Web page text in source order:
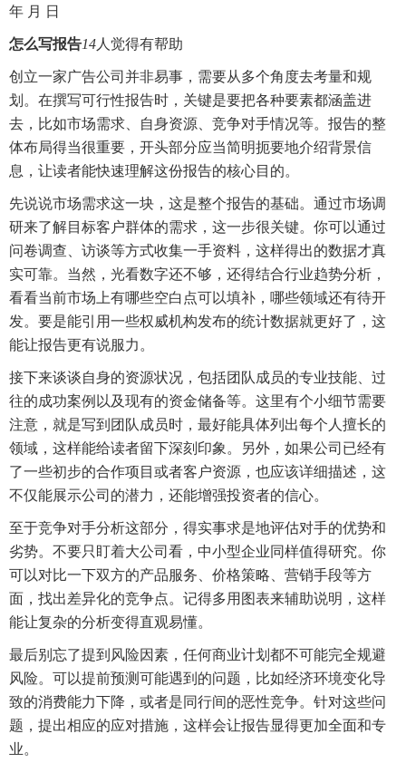
年 月 日
怎么写报告14 人觉得有帮助
创立一家广告公司并非易事，需要从多个角度去考量和规
划。在撰写可行性报告时，关键是要把各种要素都涵盖进
去，比如市场需求、自身资源、竞争对手情况等。报告的整
体布局得当很重要，开头部分应当简明扼要地介绍背景信
息，让读者能快速理解这份报告的核心目的。
先说说市场需求这一块，这是整个报告的基础。通过市场调
研来了解目标客户群体的需求，这一步很关键。你可以通过
问卷调查、访谈等方式收集一手资料，这样得出的数据才真
实可靠。当然，光看数字还不够，还得结合行业趋势分析，
看看当前市场上有哪些空白点可以填补，哪些领域还有待开
发。要是能引用一些权威机构发布的统计数据就更好了，这
能让报告更有说服力。
接下来谈谈自身的资源状况，包括团队成员的专业技能、过
往的成功案例以及现有的资金储备等。这里有个小细节需要
注意，就是写到团队成员时，最好能具体列出每个人擅长的
领域，这样能给读者留下深刻印象。另外，如果公司已经有
了一些初步的合作项目或者客户资源，也应该详细描述，这
不仅能展示公司的潜力，还能增强投资者的信心。
至于竞争对手分析这部分，得实事求是地评估对手的优势和
劣势。不要只盯着大公司看，中小型企业同样值得研究。你
可以对比一下双方的产品服务、价格策略、营销手段等方
面，找出差异化的竞争点。记得多用图表来辅助说明，这样
能让复杂的分析变得直观易懂。
最后别忘了提到风险因素，任何商业计划都不可能完全规避
风险。可以提前预测可能遇到的问题，比如经济环境变化导
致的消费能力下降，或者是同行间的恶性竞争。针对这些问
题，提出相应的应对措施，这样会让报告显得更加全面和专
业。